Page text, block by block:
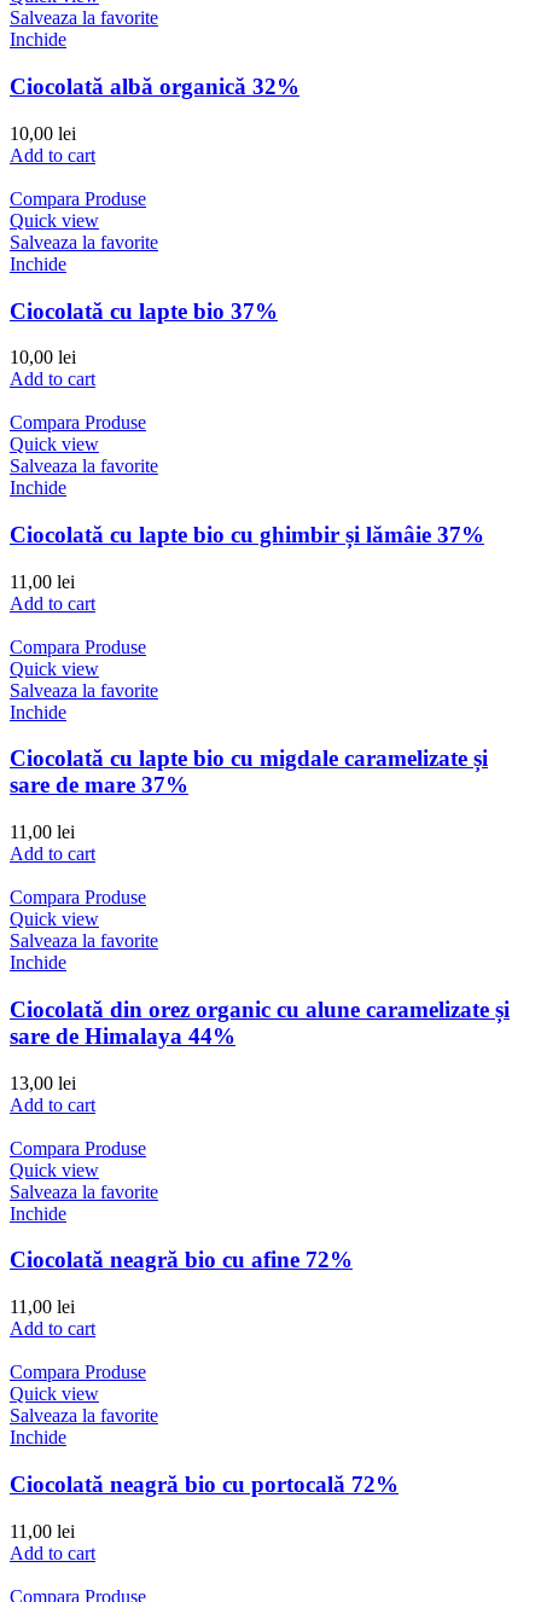
Salveaza la favorite
Inchide
Ciocolată albă organică 32%
10,00 lei
Add to cart
Compara Produse
Quick view
Salveaza la favorite
Inchide
Ciocolată cu lapte bio 37%
10,00 lei
Add to cart
Compara Produse
Quick view
Salveaza la favorite
Inchide
Ciocolată cu lapte bio cu ghimbir și lămâie 37%
11,00 lei
Add to cart
Compara Produse
Quick view
Salveaza la favorite
Inchide
Ciocolată cu lapte bio cu migdale caramelizate și
sare de mare 37%
11,00 lei
Add to cart
Compara Produse
Quick view
Salveaza la favorite
Inchide
Ciocolată din orez organic cu alune caramelizate și
sare de Himalaya 44%
13,00 lei
Add to cart
Compara Produse
Quick view
Salveaza la favorite
Inchide
Ciocolată neagră bio cu afine 72%
11,00 lei
Add to cart
Compara Produse
Quick view
Salveaza la favorite
Inchide
Ciocolată neagră bio cu portocală 72%
11,00 lei
Add to cart
Compara Produse